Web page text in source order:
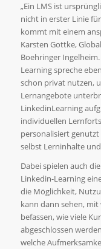
„Ein LMS ist
nicht in erster Linie
kommt mit einem
Karsten Gottke,
Boehringer
Learning spreche
schon privat nutzen,
Lernangebote
LinkedinLearning
individuellen
personalisiert
selbst Lerninhalte
Dabei spielen auch
Linkedin-Learning
die Möglichkeit,
kann dann sehen,
befassen, wie viele
abgeschlossen
welche